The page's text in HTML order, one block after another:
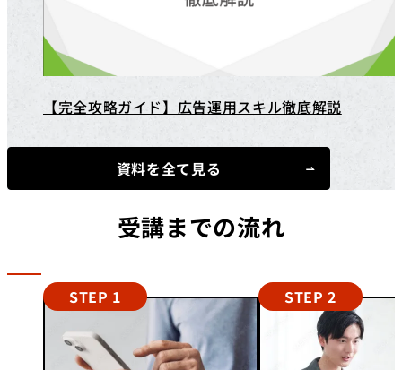
【完全攻略ガイド】広告運用スキル徹底解説
資料を全て見る
受講までの流れ
STEP 1 STEP 2